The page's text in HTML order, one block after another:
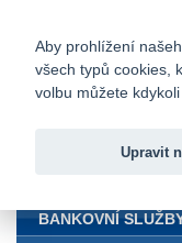
Fio
BANKOVNÍ
Aby prohlížení
všech typů cookies,
volbu můžete
Upravit